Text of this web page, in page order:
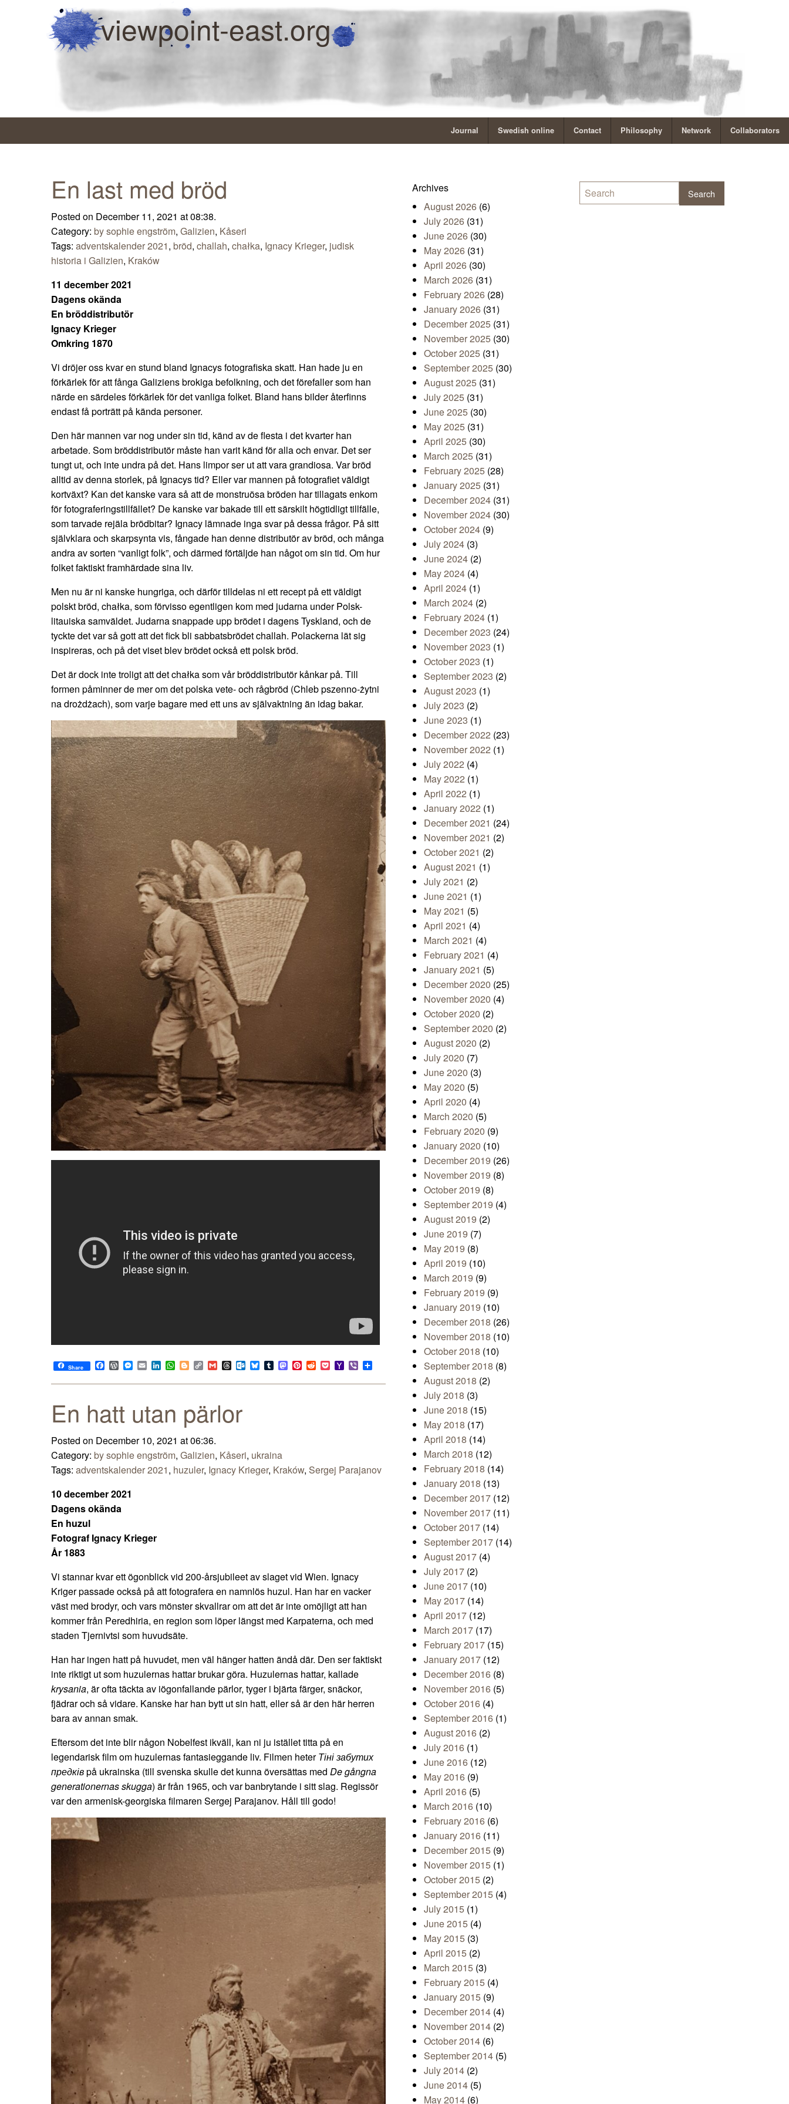
viewpoint-east.org
Journal Swedish online Contact Philosophy Network Collaborators
En last med bröd
Posted on December 11, 2021 at 08:38.
Category: by sophie engström, Galizien, Kåseri
Tags: adventskalender 2021, bröd, challah, chałka, Ignacy Krieger, judisk
historia i Galizien, Kraków
11 december 2021
Dagens okända
En bröddistributör
Ignacy Krieger
Omkring 1870
Vi dröjer oss kvar en stund bland Ignacys fotografiska skatt. Han hade ju en
förkärlek för att fånga Galiziens brokiga befolkning, och det förefaller som han
närde en särdeles förkärlek för det vanliga folket. Bland hans bilder återfinns
endast få porträtt på kända personer.
Den här mannen var nog under sin tid, känd av de flesta i det kvarter han
arbetade. Som bröddistributör måste han varit känd för alla och envar. Det ser
tungt ut, och inte undra på det. Hans limpor ser ut att vara grandiosa. Var bröd
alltid av denna storlek, på Ignacys tid? Eller var mannen på fotografiet väldigt
kortväxt? Kan det kanske vara så att de monstruösa bröden har tillagats enkom
för fotograferingstillfället? De kanske var bakade till ett särskilt högtidligt tillfälle,
som tarvade rejäla brödbitar? Ignacy lämnade inga svar på dessa frågor. På sitt
självklara och skarpsynta vis, fångade han denne distributör av bröd, och många
andra av sorten “vanligt folk”, och därmed förtäljde han något om sin tid. Om hur
folket faktiskt framhärdade sina liv.
Men nu är ni kanske hungriga, och därför tilldelas ni ett recept på ett väldigt
polskt bröd, chałka, som förvisso egentligen kom med judarna under Polsk-
litauiska samväldet. Judarna snappade upp brödet i dagens Tyskland, och de
tyckte det var så gott att det fick bli sabbatsbrödet challah. Polackerna lät sig
inspireras, och på det viset blev brödet också ett polsk bröd.
Det är dock inte troligt att det chałka som vår bröddistributör kånkar på. Till
formen påminner de mer om det polska vete- och rågbröd (Chleb pszenno-żytni
na drożdżach), som varje bagare med ett uns av självaktning än idag bakar.
Share Facebook
WordPress
Messenger
EmailLinkedIn
WhatsApp
BloggerCopy
Link
GmailThreadsOutlook.com
Bluesky
TumblrMastodon
Pinterest
RedditPocketYahoo
Mail
Viber
En hatt utan pärlor
Posted on December 10, 2021 at 06:36.
Category: by sophie engström, Galizien, Kåseri, ukraina
Tags: adventskalender 2021, huzuler, Ignacy Krieger, Kraków, Sergej Parajanov
10 december 2021
Dagens okända
En huzul
Fotograf Ignacy Krieger
År 1883
Vi stannar kvar ett ögonblick vid 200-årsjubileet av slaget vid Wien. Ignacy
Kriger passade också på att fotografera en namnlös huzul. Han har en vacker
väst med brodyr, och vars mönster skvallrar om att det är inte omöjligt att han
kommer från Peredhiria, en region som löper längst med Karpaterna, och med
staden Tjernivtsi som huvudsäte.
Han har ingen hatt på huvudet, men väl hänger hatten ändå där. Den ser faktiskt
inte riktigt ut som huzulernas hattar brukar göra. Huzulernas hattar, kallade
krysania, är ofta täckta av iögonfallande pärlor, tyger i bjärta färger, snäckor,
fjädrar och så vidare. Kanske har han bytt ut sin hatt, eller så är den här herren
bara av annan smak.
Eftersom det inte blir någon Nobelfest ikväll, kan ni ju istället titta på en
legendarisk film om huzulernas fantasieggande liv. Filmen heterТіні забутих
предківpå ukrainska (till svenska skulle det kunna översättas med De gångna
generationernas skugga) är från 1965, och var banbrytande i sitt slag. Regissör
var den armenisk-georgiska filmaren Sergej Parajanov. Håll till godo!
Archives
August 2026 (6)
July 2026 (31)
June 2026 (30)
May 2026 (31)
April 2026 (30)
March 2026 (31)
February 2026 (28)
January 2026 (31)
December 2025 (31)
November 2025 (30)
October 2025 (31)
September 2025 (30)
August 2025 (31)
July 2025 (31)
June 2025 (30)
May 2025 (31)
April 2025 (30)
March 2025 (31)
February 2025 (28)
January 2025 (31)
December 2024 (31)
November 2024 (30)
October 2024 (9)
July 2024 (3)
June 2024 (2)
May 2024 (4)
April 2024 (1)
March 2024 (2)
February 2024 (1)
December 2023 (24)
November 2023 (1)
October 2023 (1)
September 2023 (2)
August 2023 (1)
July 2023 (2)
June 2023 (1)
December 2022 (23)
November 2022 (1)
July 2022 (4)
May 2022 (1)
April 2022 (1)
January 2022 (1)
December 2021 (24)
November 2021 (2)
October 2021 (2)
August 2021 (1)
July 2021 (2)
June 2021 (1)
May 2021 (5)
April 2021 (4)
March 2021 (4)
February 2021 (4)
January 2021 (5)
December 2020 (25)
November 2020 (4)
October 2020 (2)
September 2020 (2)
August 2020 (2)
July 2020 (7)
June 2020 (3)
May 2020 (5)
April 2020 (4)
March 2020 (5)
February 2020 (9)
January 2020 (10)
December 2019 (26)
November 2019 (8)
October 2019 (8)
September 2019 (4)
August 2019 (2)
June 2019 (7)
May 2019 (8)
April 2019 (10)
March 2019 (9)
February 2019 (9)
January 2019 (10)
December 2018 (26)
November 2018 (10)
October 2018 (10)
September 2018 (8)
August 2018 (2)
July 2018 (3)
June 2018 (15)
May 2018 (17)
April 2018 (14)
March 2018 (12)
February 2018 (14)
January 2018 (13)
December 2017 (12)
November 2017 (11)
October 2017 (14)
September 2017 (14)
August 2017 (4)
July 2017 (2)
June 2017 (10)
May 2017 (14)
April 2017 (12)
March 2017 (17)
February 2017 (15)
January 2017 (12)
December 2016 (8)
November 2016 (5)
October 2016 (4)
September 2016 (1)
August 2016 (2)
July 2016 (1)
June 2016 (12)
May 2016 (9)
April 2016 (5)
March 2016 (10)
February 2016 (6)
January 2016 (11)
December 2015 (9)
November 2015 (1)
October 2015 (2)
September 2015 (4)
July 2015 (1)
June 2015 (4)
May 2015 (3)
April 2015 (2)
March 2015 (3)
February 2015 (4)
January 2015 (9)
December 2014 (4)
November 2014 (2)
October 2014 (6)
September 2014 (5)
July 2014 (2)
June 2014 (5)
May 2014 (6)